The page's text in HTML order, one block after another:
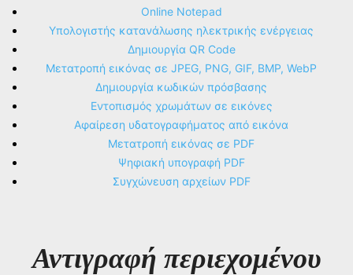
Online Notepad
Υπολογιστής κατανάλωσης ηλεκτρικής ενέργειας
Δημιουργία QR Code
Μετατροπή εικόνας σε JPEG, PNG, GIF, BMP, WebP
Δημιουργία κωδικών πρόσβασης
Εντοπισμός χρωμάτων σε εικόνες
Αφαίρεση υδατογραφήματος από εικόνα
Μετατροπή εικόνας σε PDF
Ψηφιακή υπογραφή PDF
Συγχώνευση αρχείων PDF
Αντιγραφή περιεχομένου